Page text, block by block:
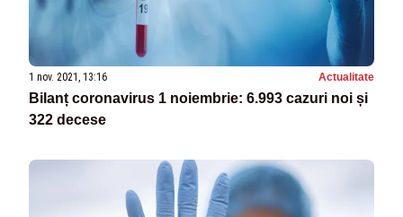
1 nov. 2021, 13:16 Actualitate
Bilanț coronavirus 1 noiembrie: 6.993 cazuri noi și
322 decese